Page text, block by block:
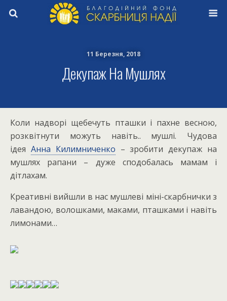
11 Березня, 2018
Декупаж На Мушлях
Коли надворі щебечуть пташки і пахне весною,
розквітнути можуть навіть.. мушлі. Чудова
ідея Анна Килимниченко – зробити декупаж на
мушлях рапани – дуже сподобалась мамам і
дітлахам.
Креативні вийшли в нас мушлеві міні-скарбнички з
лавандою, волошками, маками, пташками і навіть
лимонами…